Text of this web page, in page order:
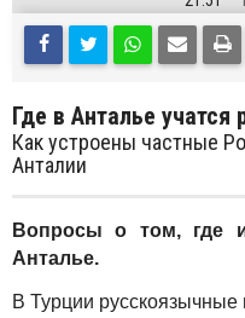
Где в Анталье учатся
Как устроены частные
Анталии
Вопросы о том, где
Анталье.
В Турции